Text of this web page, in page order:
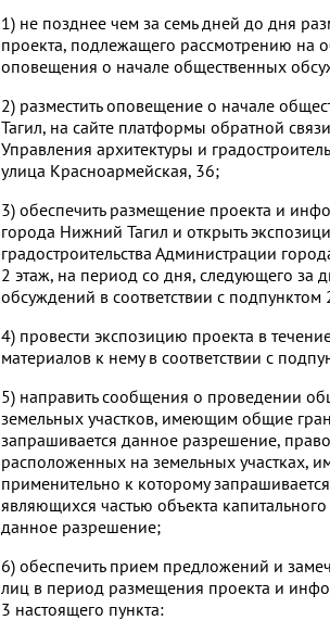
1) не позднее чем за семь дней до дня
проекта, подлежащего рассмотрению на
оповещения о начале общественных
2) разместить оповещение о начале
Тагил, на сайте платформы обратной
Управления архитектуры и
улица Красноармейская, 36;
3) обеспечить размещение проекта и
города Нижний Тагил и открыть
градостроительства Администрации
2 этаж, на период со дня, следующего
обсуждений в соответствии с
4) провести экспозицию проекта в
материалов к нему в соответствии с
5) направить сообщения о проведении
земельных участков, имеющим общие
запрашивается данное разрешение,
расположенных на земельных участках,
применительно к которому
являющихся частью объекта
данное разрешение;
6) обеспечить прием предложений и
лиц в период размещения проекта и
3 настоящего пункта: